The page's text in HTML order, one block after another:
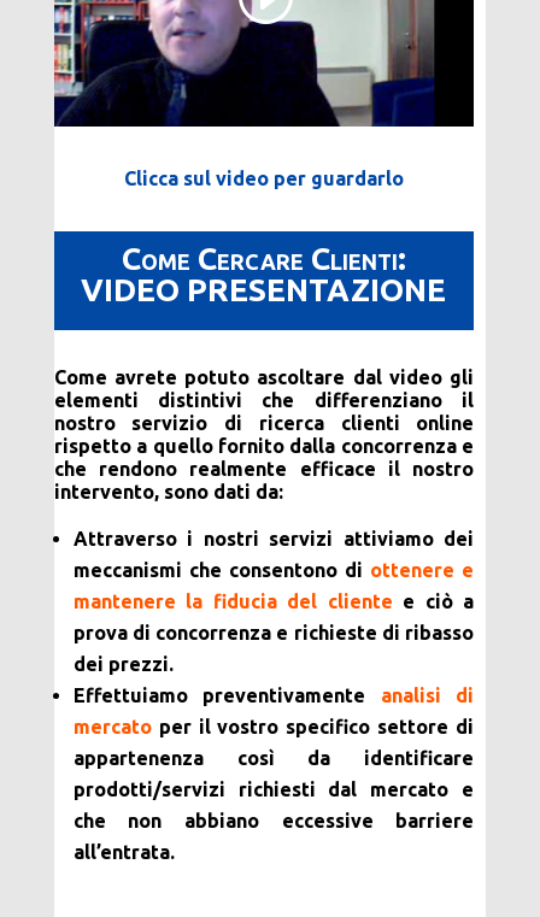
Clicca sul video per guardarlo
Come Cercare Clienti:
VIDEO PRESENTAZIONE
Come avrete potuto ascoltare dal video gli
elementi distintivi che differenziano il
nostro servizio di ricerca clienti online
rispetto a quello fornito dalla concorrenza e
che rendono realmente efficace il nostro
intervento, sono dati da:
Attraverso i nostri servizi attiviamo dei
meccanismi che consentono di ottenere e
mantenere la fiducia del cliente e ciò a
prova di concorrenza e richieste di ribasso
dei prezzi.
Effettuiamo preventivamente analisi di
mercatoper il vostro specifico settore di
appartenenza così da identificare
prodotti/servizi richiesti dal mercato e
che non abbiano eccessive barriere
all’entrata.